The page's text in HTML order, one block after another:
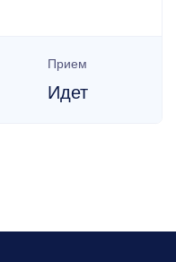
Прием
Идет